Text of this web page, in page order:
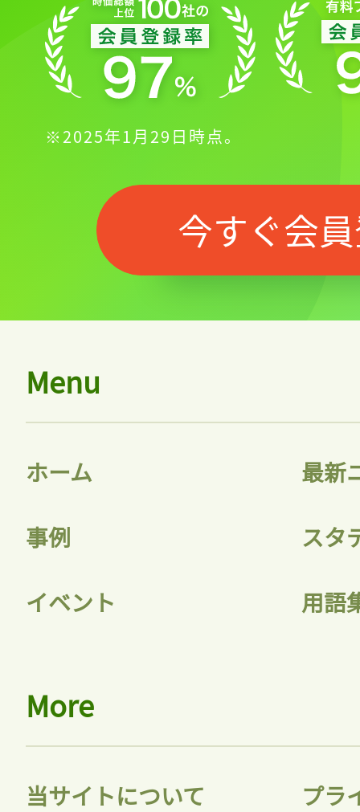
ログインが必
会員登録
※2025年1月29日時点。
今すぐ会
Menu
ホーム 最新
事例 スタ
イベント 用語
More
当サイトについて プラ